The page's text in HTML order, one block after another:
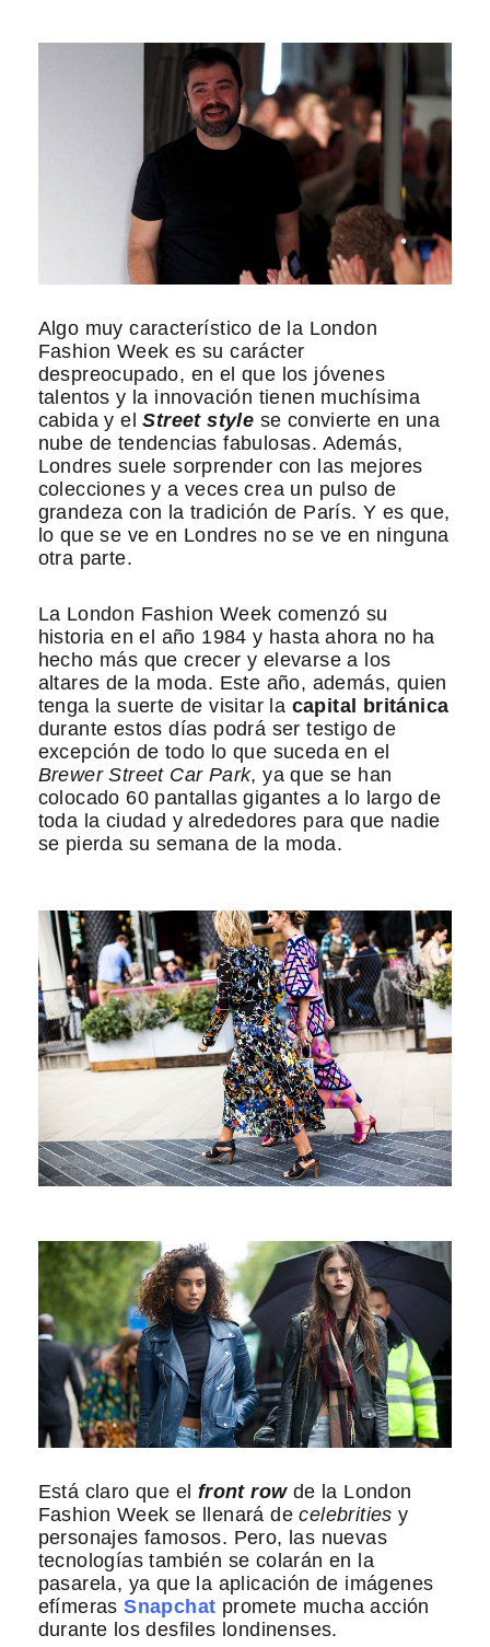
Algo muy característico de la London
Fashion Week es su carácter
despreocupado, en el que los jóvenes
talentos y la innovación tienen muchísima
cabida y elStreet style se convierte en una
nube de tendencias fabulosas. Además,
Londres suele sorprender con las mejores
colecciones y a veces crea un pulso de
grandeza con la tradición de París. Y es que,
lo que se ve en Londres no se ve en ninguna
otra parte.
La London Fashion Week comenzó su
historia en el año 1984 y hasta ahora no ha
hecho más que crecer y elevarse a los
altares de la moda. Este año, además, quien
tenga la suerte de visitar la capital británica
durante estos días podrá ser testigo de
excepción de todo lo que suceda en el
Brewer Street Car Park, ya que se han
colocado 60 pantallas gigantes a lo largo de
toda la ciudad y alrededores para que nadie
se pierda su semana de la moda.
Está claro que el front rowde la London
Fashion Week se llenará decelebritiesy
personajes famosos. Pero, las nuevas
tecnologías también se colarán en la
pasarela, ya que la aplicación de imágenes
efímerasSnapchat promete mucha acción
durante los desfiles londinenses.